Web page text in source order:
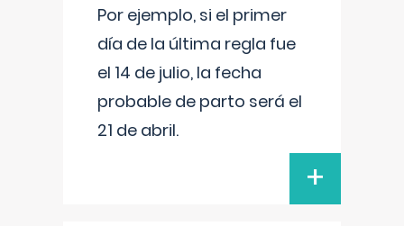
Por ejemplo, si el primer
día de la última regla fue
el 14 de julio, la fecha
probable de parto será el
21 de abril.
+